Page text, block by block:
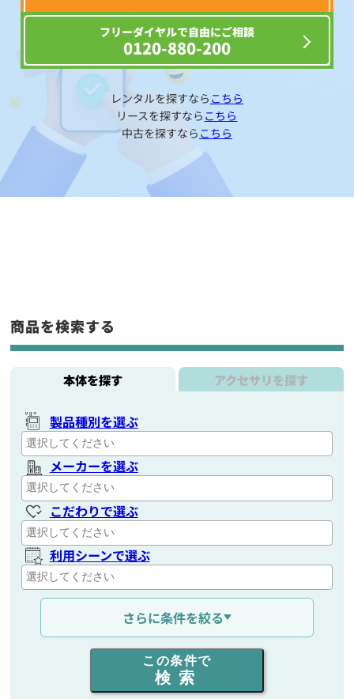
フリーダイヤルで自由にご相談
0120-880-200
レンタルを探すなら こちら
リースを探すなら こちら
中古を探すなら こちら
商品を検索する
本体を探す アクセサリを探す
製品種別を選ぶ
メーカーを選ぶ
こだわりで選ぶ
利用シーンで選ぶ
通信距離を選ぶ
出力を選ぶ
同時通話人数を選ぶ
さらに条件を絞る
この条件で
検索